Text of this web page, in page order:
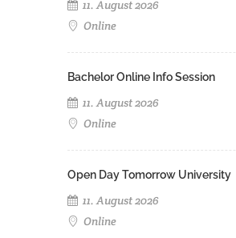
11. August 2026
Online
Bachelor Online Info Session
11. August 2026
Online
Open Day Tomorrow University
11. August 2026
Online